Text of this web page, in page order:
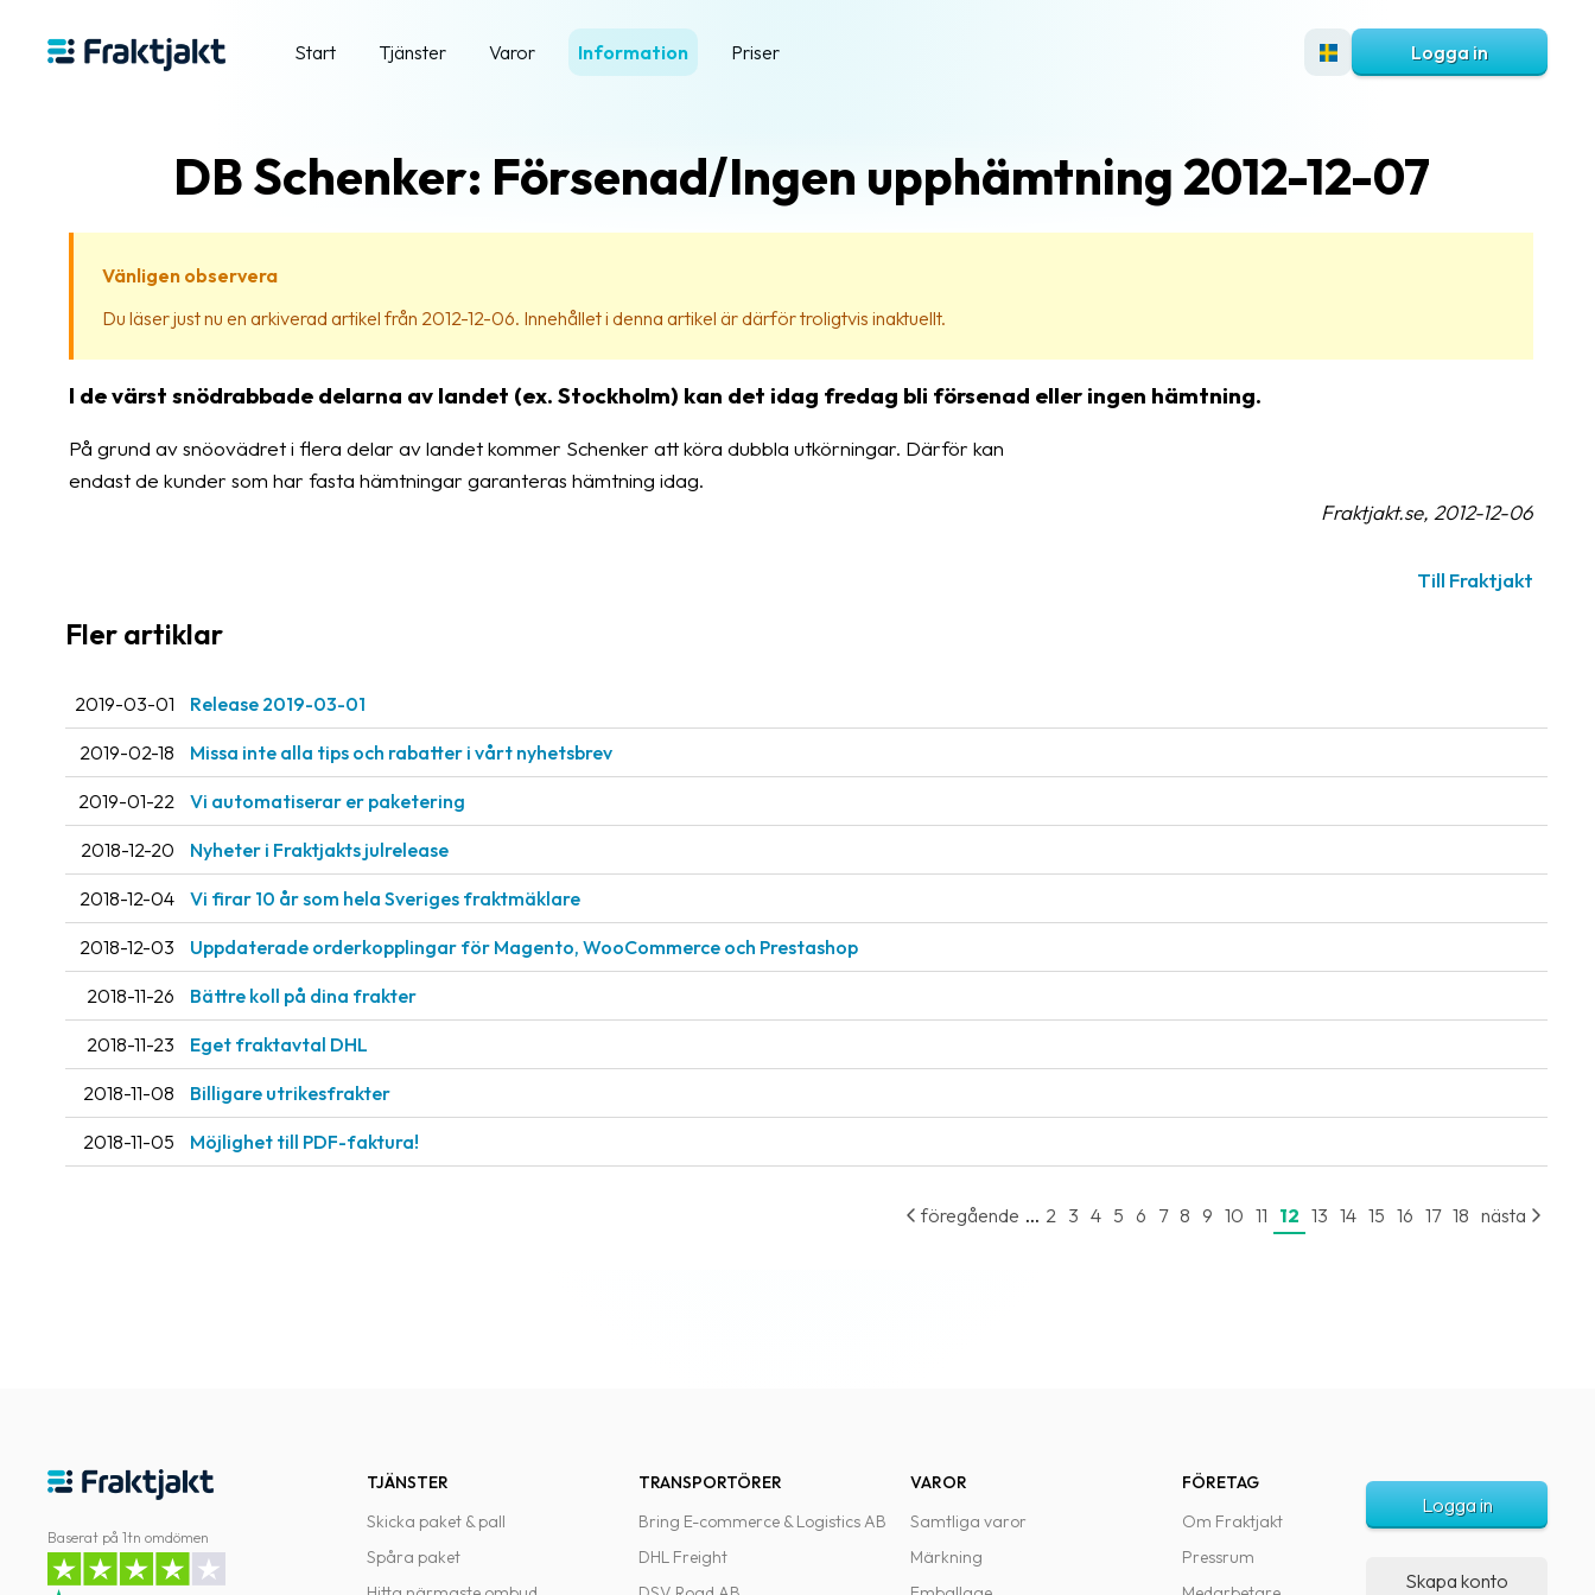
Start Tjänster Varor Information Priser Logga in
DB Schenker: Försenad/Ingen upphämtning 2012-12-07
Vänligen observera
Du läser just nu en arkiverad artikel från 2012-12-06. Innehållet i denna artikel är därför troligtvis inaktuellt.
I de värst snödrabbade delarna av landet (ex. Stockholm) kan det idag fredag bli försenad eller ingen hämtning.
På grund av snöovädret i flera delar av landet kommer Schenker att köra dubbla utkörningar. Därför kan
endast de kunder som har fasta hämtningar garanteras hämtning idag.
Fraktjakt.se, 2012-12-06
Till Fraktjakt
Fler artiklar
2019-03-01 Release 2019-03-01
2019-02-18 Missa inte alla tips och rabatter i vårt nyhetsbrev
2019-01-22 Vi automatiserar er paketering
2018-12-20 Nyheter i Fraktjakts julrelease
2018-12-04 Vi firar 10 år som hela Sveriges fraktmäklare
2018-12-03 Uppdaterade orderkopplingar för Magento, WooCommerce och Prestashop
2018-11-26 Bättre koll på dina frakter
2018-11-23 Eget fraktavtal DHL
2018-11-08 Billigare utrikesfrakter
2018-11-05 Möjlighet till PDF-faktura!
föregående ... 2 3 4 5 6 7 8 9 10 11 12 13 14 15 16 17 18 nästa
Baserat på 1tn omdömen
TJÄNSTER
Skicka paket & pall
Spåra paket
TRANSPORTÖRER
Bring E-commerce & Logistics AB
DHL Freight
VAROR
Samtliga varor
Märkning
FÖRETAG
Om Fraktjakt
Pressrum
Logga in
Skapa konto